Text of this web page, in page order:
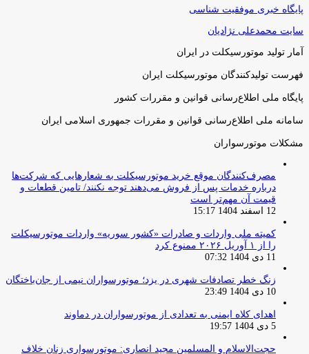
پایگاه خبری موفقیت شناسی
سایت محمدعلی نژادیان
آمار تولید موتورسیکلت در ایران
فهرست تولیدکنندگان موتورسیکلت ایران
پایگاه ملی اطلاع‌رسانی قوانین و مقررات کشور
سامانه ملی اطلاع‌رسانی قوانین و مقررات جمهوری اسلامی ایران
مشکلات موتورسواران
مصرف‌کنندگان موقع خرید موتورسیکلت به شعارهایی که شرکت‌ها
درباره خدمات پس از فروش می‌دهند توجه نکنند/ تامین قطعات و
قیمت آن مهم‌تر است
12 اسفند 1404 15:17
کمیته ملی واردات و صادرات «کشور سوریه» واردات موتورسیکلت
را از ۱ آوریل ۲۰۲۶ ممنوع کرد
11 دی 1404 07:32
زنگ خطر تصادفات شهری در یزد؛ موتورسواران نیمی از جان‌باختگان
10 دی 1404 23:49
اهدای کلاه ایمنی به تعدادی از موتورسواران در دماوند
5 دی 1404 19:57
حجت‌الاسلام و المسلمین مجید انصاری: موتورسواری زنان خلاف